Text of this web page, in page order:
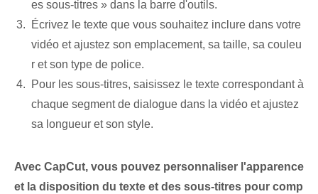
es sous-titres »⁣ dans la ⁢barre d'outils.
Écrivez le texte que vous souhaitez inclure dans votre
vidéo et ajustez son emplacement, sa taille, sa couleu
r et son type de police.
Pour les sous-titres, saisissez ⁣le texte⁣ correspondant à
chaque segment de dialogue dans la‌ vidéo et ajustez
sa longueur et son style.
Avec CapCut, vous pouvez personnaliser l'apparence
et la disposition du texte et des sous-titres pour comp